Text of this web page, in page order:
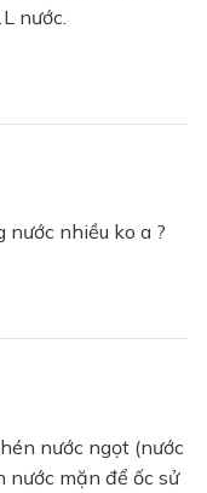
nước.
nước nhiều ko a ?
nước ngọt (nước
nước mặn để ốc sử